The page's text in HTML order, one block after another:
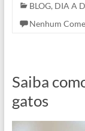
BLOG, DIA A
Nenhum
Saiba
gatos